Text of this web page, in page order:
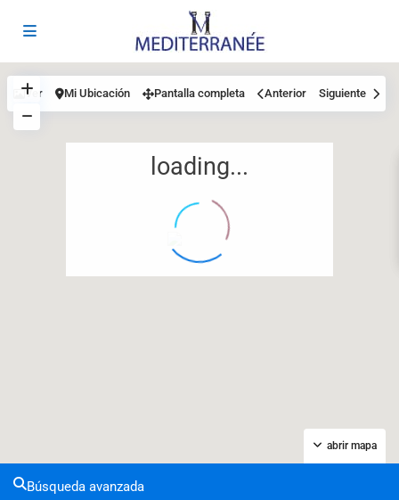
12
loading...
abrir mapa
Ver Mi Ubicación Pantalla completa Anterior Siguiente
Búsqueda avanzada